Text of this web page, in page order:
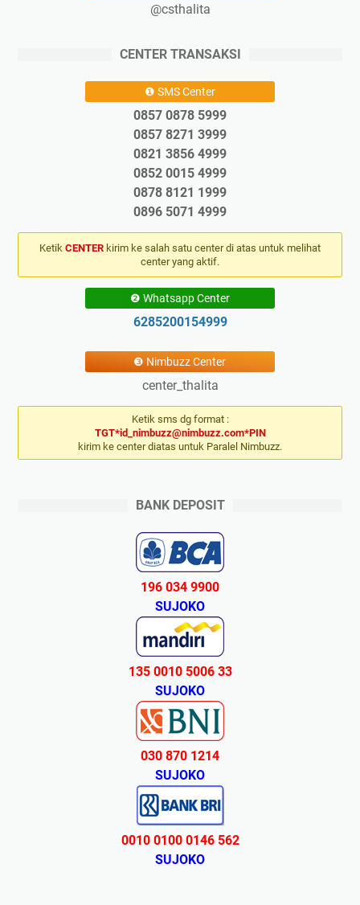
@csthalita
CENTER TRANSAKSI
❶ SMS Center
0857 0878 5999
0857 8271 3999
0821 3856 4999
0852 0015 4999
0878 8121 1999
0896 5071 4999
Ketik CENTER kirim ke salah satu center di atas untuk melihat
center yang aktif.
❷ Whatsapp Center
6285200154999
❸ Nimbuzz Center
center_thalita
Ketik sms dg format :
TGT*id_nimbuzz@nimbuzz.com*PIN
kirim ke center diatas untuk Paralel Nimbuzz.
BANK DEPOSIT
196 034 9900
SUJOKO
135 0010 5006 33
SUJOKO
030 870 1214
SUJOKO
0010 0100 0146 562
SUJOKO